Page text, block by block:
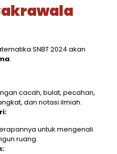
SNBT 2024 akan
:
cacah, bulat, pecahan,
dan notasi ilmiah.
untuk mengenali
ruang.